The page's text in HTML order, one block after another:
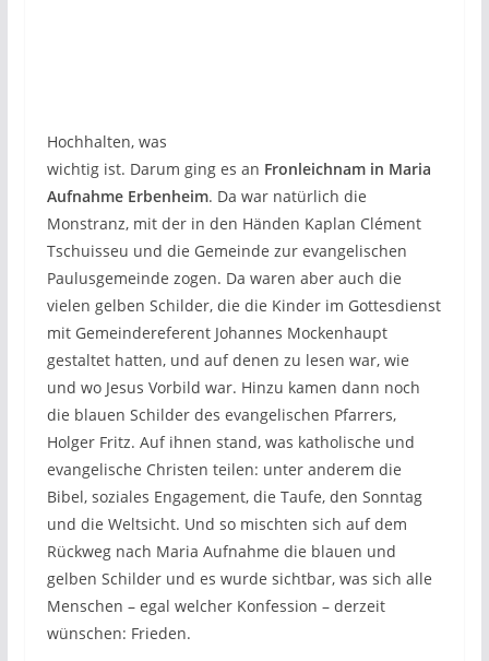
Hochhalten, was
wichtig ist. Darum ging es an Fronleichnam in Maria
Aufnahme Erbenheim. Da war natürlich die
Monstranz, mit der in den Händen Kaplan Clément
Tschuisseu und die Gemeinde zur evangelischen
Paulusgemeinde zogen. Da waren aber auch die
vielen gelben Schilder, die die Kinder im Gottesdienst
mit Gemeindereferent Johannes Mockenhaupt
gestaltet hatten, und auf denen zu lesen war, wie
und wo Jesus Vorbild war. Hinzu kamen dann noch
die blauen Schilder des evangelischen Pfarrers,
Holger Fritz. Auf ihnen stand, was katholische und
evangelische Christen teilen: unter anderem die
Bibel, soziales Engagement, die Taufe, den Sonntag
und die Weltsicht. Und so mischten sich auf dem
Rückweg nach Maria Aufnahme die blauen und
gelben Schilder und es wurde sichtbar, was sich alle
Menschen – egal welcher Konfession – derzeit
wünschen: Frieden.